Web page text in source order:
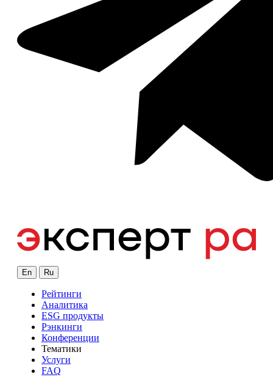
En Ru
Рейтинги
Аналитика
ESG продукты
Рэнкинги
Конференции
Тематики
Услуги
FAQ